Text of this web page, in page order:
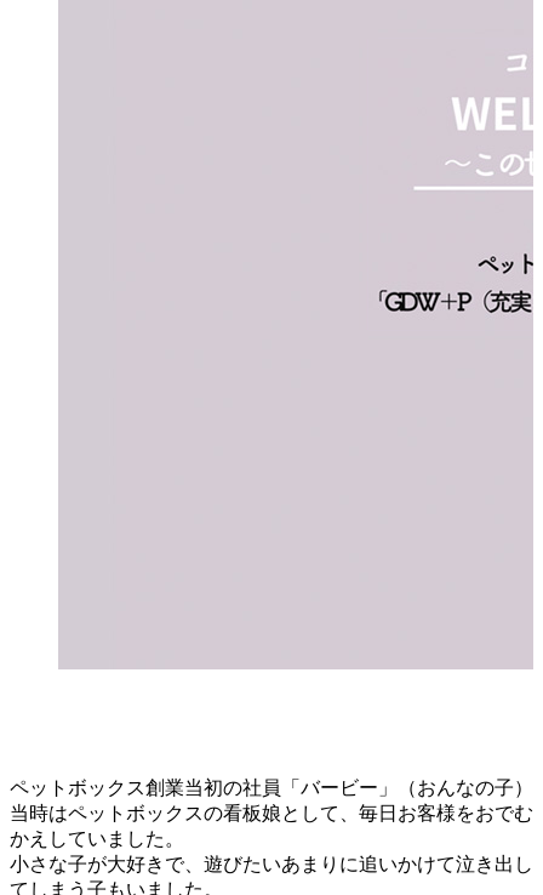
ペットボックス創業当初の社員「バービー」（おんなの子）
当時はペットボックスの看板娘として、毎日お客様をおでむ
かえしていました。
小さな子が大好きで、遊びたいあまりに追いかけて泣き出し
てしまう子もいました。